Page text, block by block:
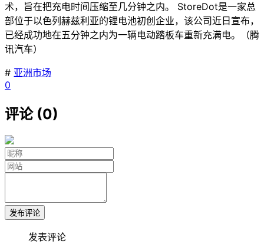
术，旨在把充电时间压缩至几分钟之内。 StoreDot是一家总
部位于以色列赫兹利亚的锂电池初创企业，该公司近日宣布，
已经成功地在五分钟之内为一辆电动踏板车重新充满电。（腾
讯汽车）
# 亚洲市场
0
评论 (0)
发布评论
发表评论